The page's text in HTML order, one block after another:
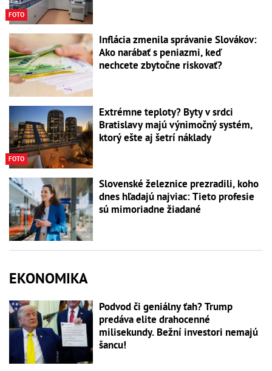
FOTO
Inflácia zmenila správanie Slovákov:
Ako narábať s peniazmi, keď
nechcete zbytočne riskovať?
FOTO
Extrémne teploty? Byty v srdci
Bratislavy majú výnimočný systém,
ktorý ešte aj šetrí náklady
Slovenské železnice prezradili, koho
dnes hľadajú najviac: Tieto profesie
sú mimoriadne žiadané
EKONOMIKA
Podvod či geniálny ťah? Trump
predáva elite drahocenné
milisekundy. Bežní investori nemajú
šancu!